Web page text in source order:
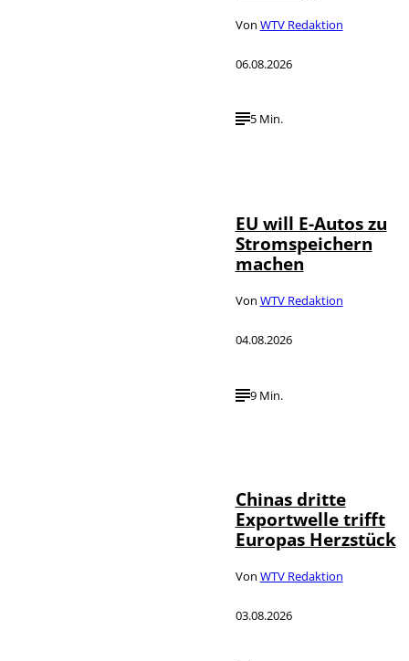
Von WTV Redaktion
06.08.2026
5 Min.
EU will E-Autos zu
Stromspeichern
machen
Von WTV Redaktion
04.08.2026
9 Min.
Chinas dritte
Exportwelle trifft
Europas Herzstück
Von WTV Redaktion
03.08.2026